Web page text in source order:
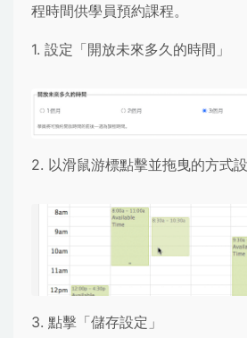
程時間供學員預約課程。
1. 設定「開放未來多久的時間」
2. 以滑鼠游標點擊並拖曳的方式
3. 點擊「儲存設定」